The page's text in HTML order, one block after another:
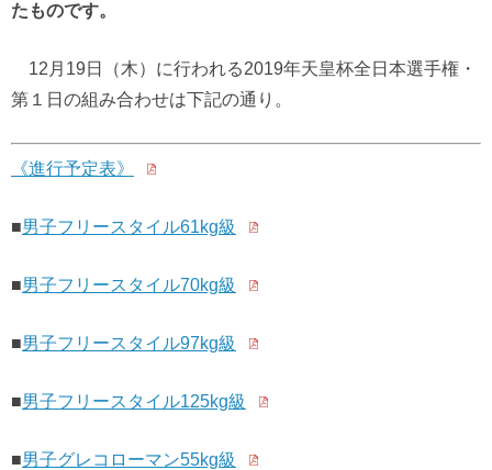
たものです。
12月19日（木）に行われる2019年天皇杯全日本選手権・
第１日の組み合わせは下記の通り。
《進行予定表》
■男子フリースタイル61kg級
■男子フリースタイル70kg級
■男子フリースタイル97kg級
■男子フリースタイル125kg級
■男子グレコローマン55kg級